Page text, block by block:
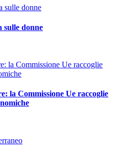
sulle donne
la Commissione Ue raccoglie